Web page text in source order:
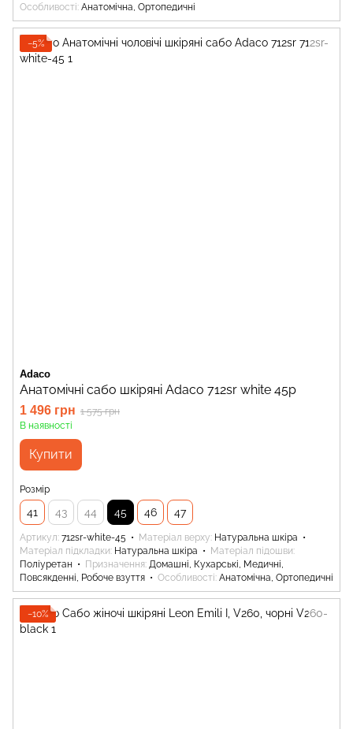
Особливості Анатомічна, Ортопедичні
−5%
Adaco
Анатомічні сабо шкіряні Adaco 712sr white 45р
1 496 грн 1 575 грн
В наявності
Купити
Розмір
41 43 44 45 46 47
Артикул 712sr-white-45 Матеріал верху Натуральна шкіра
Матеріал підкладки Натуральна шкіра
Матеріал підошви
Поліуретан
Призначення Домашні, Кухарські, Медичні,
Повсякденні, Робоче взуття
Особливості Анатомічна, Ортопедичні
−10%